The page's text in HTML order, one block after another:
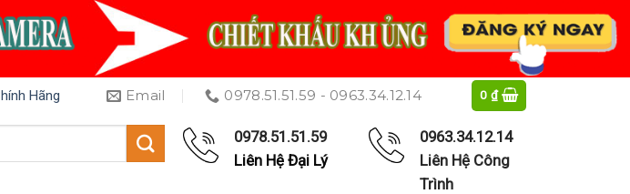
Hãng Email 0978.51.51.59 - 0963.34.12.14 0₫
0978.51.51.59
Liên Hệ Đại Lý
0963.34.12.14
Liên Hệ Công
Trình